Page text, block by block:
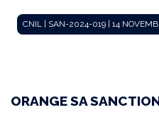
CNIL
CNIL | SAN-2024-019 | 14
ORANGE SA